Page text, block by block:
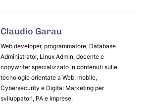
Claudio Garau
Web developer, programmatore, Database
Administrator, Linux Admin, docente e
copywriter specializzato in contenuti sulle
tecnologie orientate a Web, mobile,
Cybersecurity e Digital Marketing per
sviluppatori, PA e imprese.